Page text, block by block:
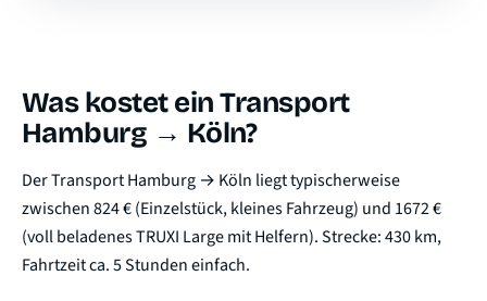
Was kostet ein Transport
Hamburg → Köln?
Der Transport Hamburg → Köln liegt typischerweise
zwischen 824 € (Einzelstück, kleines Fahrzeug) und 1672 €
(voll beladenes TRUXI Large mit Helfern). Strecke: 430 km,
Fahrtzeit ca. 5 Stunden einfach.